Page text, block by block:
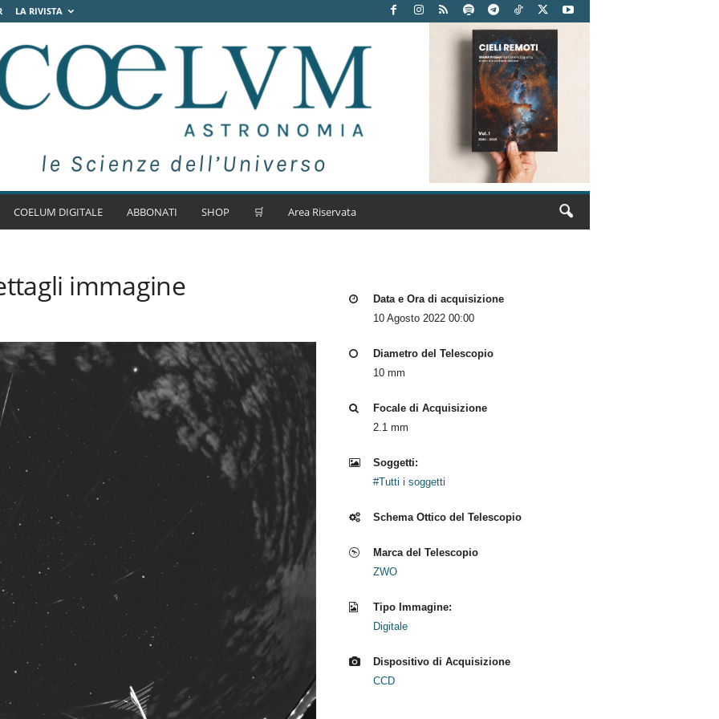
LA RIVISTA
COELUM DIGITALE ABBONATI SHOP 🛒 Area Riservata
immagine
Data e Ora di acquisizione
10 Agosto 2022 00:00
Diametro del Telescopio
10 mm
Focale di Acquisizione
2.1 mm
Soggetti:
#Tutti i soggetti
Schema Ottico del Telescopio
Marca del Telescopio
ZWO
Tipo Immagine:
Digitale
Dispositivo di Acquisizione
CCD